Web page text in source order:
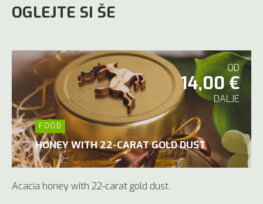
OGLEJTE SI ŠE
OD
14,00 €
DALJE
FOOD
HONEY WITH 22-CARAT GOLD DUST
Acacia honey with 22-carat gold dust.